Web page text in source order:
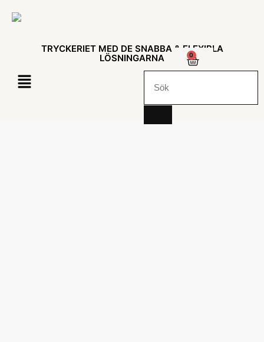
TRYCKERIET MED DE SNABBA & FLEXIBLA
LÖSNINGARNA
0